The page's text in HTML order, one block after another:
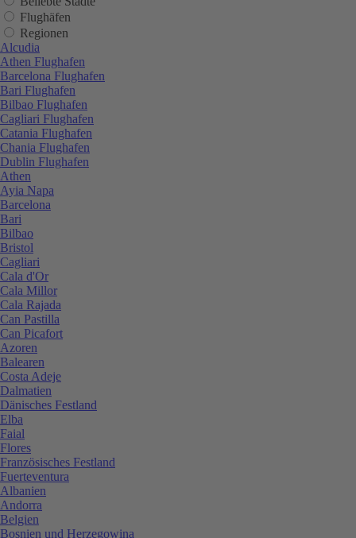
Flughäfen
Regionen
Alcudia
Athen Flughafen
Barcelona Flughafen
Bari Flughafen
Bilbao Flughafen
Cagliari Flughafen
Catania Flughafen
Chania Flughafen
Dublin Flughafen
Athen
Ayia Napa
Barcelona
Bari
Bilbao
Bristol
Cagliari
Cala d'Or
Cala Millor
Cala Rajada
Can Pastilla
Can Picafort
Azoren
Balearen
Costa Adeje
Dalmatien
Dänisches Festland
Elba
Faial
Flores
Französisches Festland
Fuerteventura
Albanien
Andorra
Belgien
Bosnien und Herzegowina